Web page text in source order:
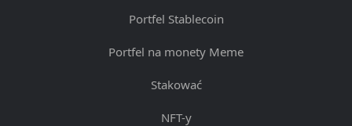
Portfel Stablecoin
Portfel na monety Meme
Stakować
NFT-y